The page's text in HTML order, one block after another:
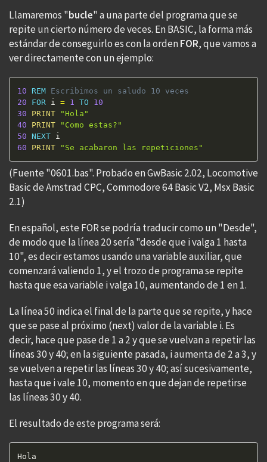
Llamaremos "bucle" a una parte del programa que se
repite un cierto número de veces. En BASIC, la forma más
estándar de conseguirlo es con la ordenFOR, que vamos a
ver directamente con un ejemplo:
10 REM Escribimos un saludo 10 veces
20
FOR i = 1 TO
10
30
PRINT
"Hola"
40
PRINT
"Como estas?"
50 NEXT
60
PRINT "Se acabaron las repeticiones"
(Fuente "0601.bas". Probado en GwBasic 2.02, Locomotive
Basic de Amstrad CPC, Commodore 64 Basic V2, Msx Basic
2.1)
En español, este FOR se podría traducir como un "Desde",
de modo que la línea 20 sería "desde que i valga 1 hasta
10", es decir estamos usando una variable auxiliar, que
comenzará valiendo 1, y el trozo de programa se repite
hasta que esa variable i valga 10, aumentando de 1 en 1.
La línea 50 indica el final de la parte que se repite, y hace
que se pase al próximo (next) valor de la variable i. Es
decir, hace que pase de 1 a 2 y que se vuelvan a repetir las
líneas 30 y 40; en la siguiente pasada, i aumenta de 2 a 3, y
se vuelven a repetir las líneas 30 y 40; así sucesivamente,
hasta que i vale 10, momento en que dejan de repetirse
las líneas 30 y 40.
El resultado de este programa será:
Hola